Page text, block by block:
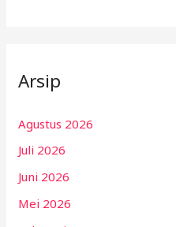
Arsip
Agustus 2026
Juli 2026
Juni 2026
Mei 2026